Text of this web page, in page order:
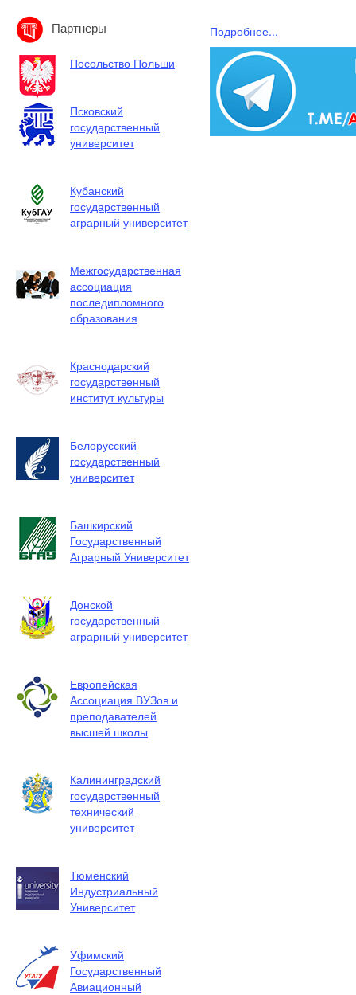
Партнеры
Посольство Польши
Псковский
государственный
университет
Кубанский
государственный
аграрный университет
Межгосударственная
ассоциация
последипломного
образования
Краснодарский
государственный
институт культуры
Белорусский
государственный
университет
Башкирский
Государственный
Аграрный Университет
Донской
государственный
аграрный университет
Европейская
Ассоциация ВУЗов и
преподавателей
высшей школы
Калининградский
государственный
технический
университет
Тюменский
Индустриальный
Университет
Уфимский
Государственный
Авиационный
Подробнее...